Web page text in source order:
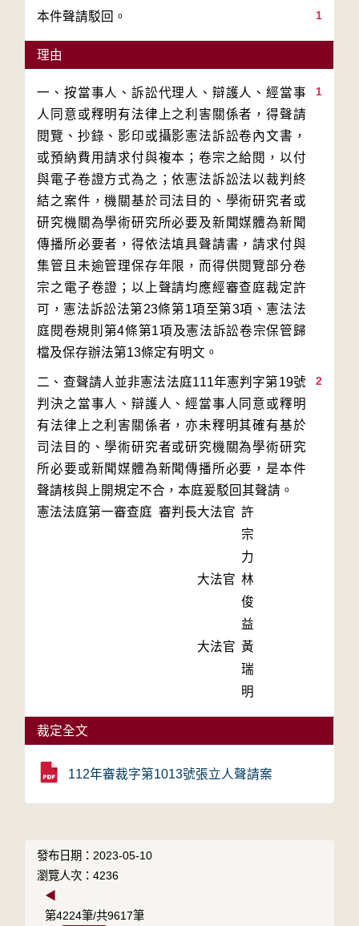
1
本件聲請駁回。
理由
1
一、按當事人、訴訟代理人、辯護人、經當事
人同意或釋明有法律上之利害關係者，得聲請
閱覽、抄錄、影印或攝影憲法訴訟卷內文書，
或預納費用請求付與複本；卷宗之給閱，以付
與電子卷證方式為之；依憲法訴訟法以裁判終
結之案件，機關基於司法目的、學術研究者或
研究機關為學術研究所必要及新聞媒體為新聞
傳播所必要者，得依法填具聲請書，請求付與
集管且未逾管理保存年限，而得供閱覽部分卷
宗之電子卷證；以上聲請均應經審查庭裁定許
可，憲法訴訟法第23條第1項至第3項、憲法法
庭閱卷規則第4條第1項及憲法訴訟卷宗保管歸
2
二、查聲請人並非憲法法庭111年憲判字第19號
判決之當事人、辯護人、經當事人同意或釋明
有法律上之利害關係者，亦未釋明其確有基於
司法目的、學術研究者或研究機關為學術研究
所必要或新聞媒體為新聞傳播所必要，是本件
聲請核與上開規定不合，本庭爰駁回其聲請。
憲法法庭第一審查庭 審判長大法官 許
宗
力
大法官 林
俊
益
大法官 黃
瑞
明
裁定全文
112年審裁字第1013號張立人聲請案
發布日期：2023-05-10
瀏覽人次：4236
◀
第4224筆/共9617筆